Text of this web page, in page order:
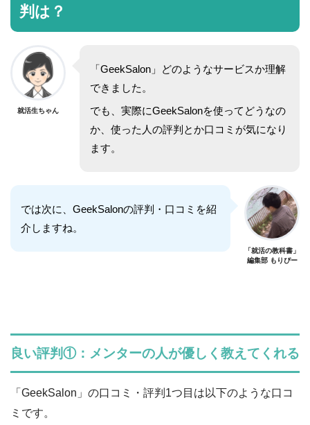
判は？
就活生ちゃん
「GeekSalon」どのようなサービスか理解
できました。
でも、実際にGeekSalonを使ってどうなの
か、使った人の評判とか口コミが気になり
ます。
では次に、GeekSalonの評判・口コミを紹
介しますね。
「就活の教科書」
編集部 もりぴー
良い評判①：メンターの人が優しく教えてくれる
「GeekSalon」の口コミ・評判1つ目は以下のような口コ
ミです。